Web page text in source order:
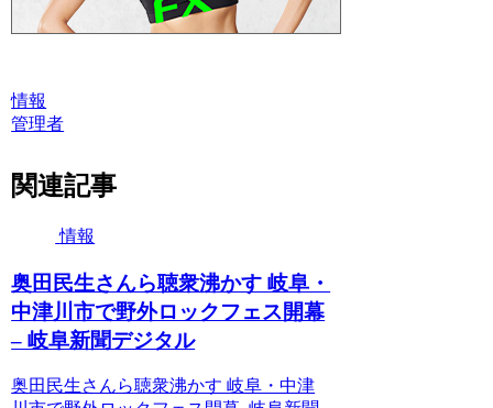
情報
管理者
関連記事
情報
奥田民生さんら聴衆沸かす 岐阜・
中津川市で野外ロックフェス開幕
– 岐阜新聞デジタル
奥田民生さんら聴衆沸かす 岐阜・中津